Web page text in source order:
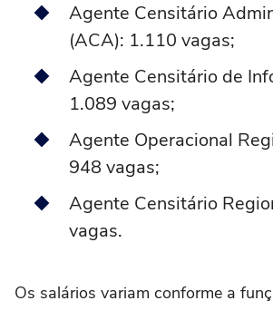
Agente Censitário
(ACA): 1.110 vagas;
Agente Censitário de
1.089 vagas;
Agente Operacional
948 vagas;
Agente Censitário
vagas.
Os salários variam conforme a